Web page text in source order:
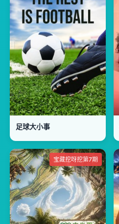
足球大小事
宝藏挖呀挖第7期